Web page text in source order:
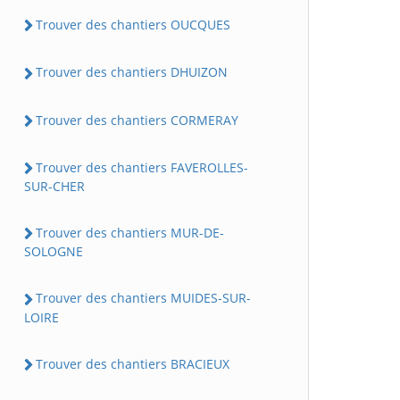
Trouver des chantiers OUCQUES
Trouver des chantiers DHUIZON
Trouver des chantiers CORMERAY
Trouver des chantiers FAVEROLLES-
SUR-CHER
Trouver des chantiers MUR-DE-
SOLOGNE
Trouver des chantiers MUIDES-SUR-
LOIRE
Trouver des chantiers BRACIEUX